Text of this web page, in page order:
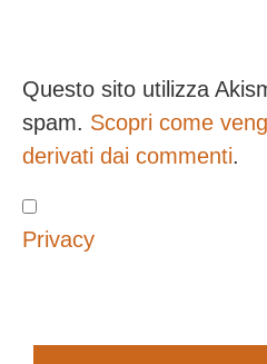
Questo sito utilizza
spam. Scopri come
derivati dai commenti.
Privacy